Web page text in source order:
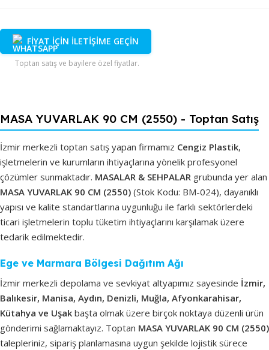
FİYAT İÇİN İLETİŞİME GEÇİN
Toptan satış ve bayilere özel fiyatlar.
MASA YUVARLAK 90 CM (2550) - Toptan Satış
İzmir merkezli toptan satış yapan firmamız Cengiz Plastik,
işletmelerin ve kurumların ihtiyaçlarına yönelik profesyonel
çözümler sunmaktadır. MASALAR & SEHPALAR grubunda yer alan
MASA YUVARLAK 90 CM (2550) (Stok Kodu: BM-024), dayanıklı
yapısı ve kalite standartlarına uygunluğu ile farklı sektörlerdeki
ticari işletmelerin toplu tüketim ihtiyaçlarını karşılamak üzere
tedarik edilmektedir.
Ege ve Marmara Bölgesi Dağıtım Ağı
İzmir merkezli depolama ve sevkiyat altyapımız sayesinde İzmir,
Balıkesir, Manisa, Aydın, Denizli, Muğla, Afyonkarahisar,
Kütahya ve Uşak başta olmak üzere birçok noktaya düzenli ürün
gönderimi sağlamaktayız. Toptan MASA YUVARLAK 90 CM (2550)
talepleriniz, sipariş planlamasına uygun şekilde lojistik sürece